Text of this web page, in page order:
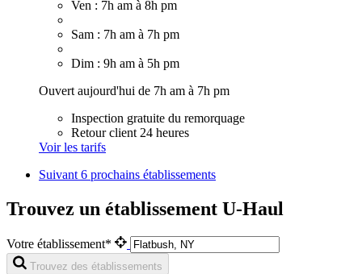
Ven : 7h am à 8h pm
Sam : 7h am à 7h pm
Dim : 9h am à 5h pm
Ouvert aujourd'hui de 7h am à 7h pm
Inspection gratuite du remorquage
Retour client 24 heures
Voir les tarifs
Suivant6 prochains établissements
Trouvez un établissement U-Haul
Votre établissement*
Trouvez des établissements